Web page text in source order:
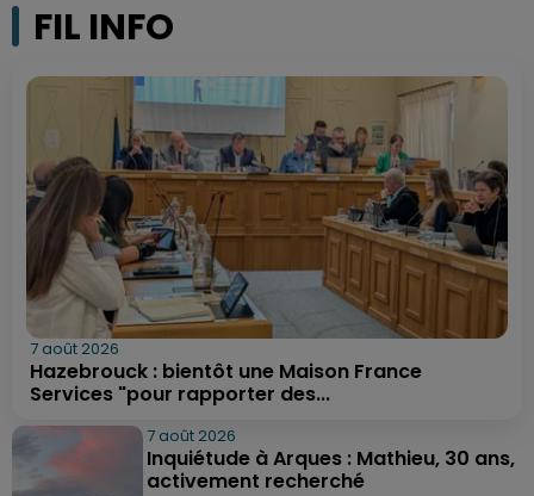
FIL INFO
7 août 2026
Hazebrouck : bientôt une Maison France
Services "pour rapporter des...
7 août 2026
Inquiétude à Arques : Mathieu, 30 ans,
activement recherché